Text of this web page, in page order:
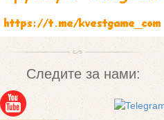
Следите за нами: